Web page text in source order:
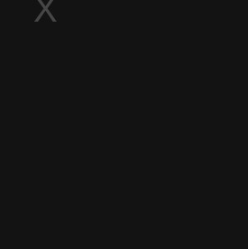
它不仅仅长得帅，而且还跑得